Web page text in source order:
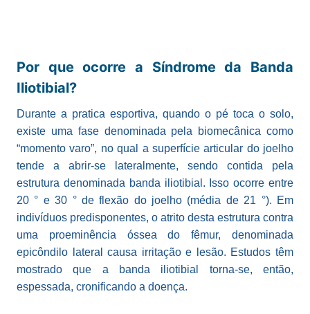
Por que ocorre a Síndrome da Banda
Iliotibial?
Durante a pratica esportiva, quando o pé toca o solo,
existe uma fase denominada pela biomecânica como
“momento varo”, no qual a superfície articular do joelho
tende a abrir-se lateralmente, sendo contida pela
estrutura denominada banda iliotibial. Isso ocorre entre
20 ° e 30 ° de flexão do joelho (média de 21 °). Em
indivíduos predisponentes, o atrito desta estrutura contra
uma proeminência óssea do fêmur, denominada
epicôndilo lateral causa irritação e lesão. Estudos têm
mostrado que a banda iliotibial torna-se, então,
espessada, cronificando a doença.